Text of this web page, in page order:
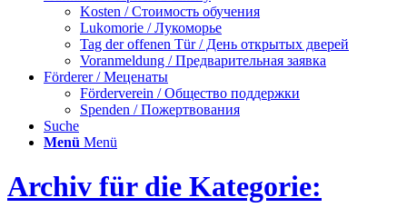
Kosten / Стоимость обучения
Lukomorie / Лукоморье
Tag der offenen Tür / День открытых дверей
Voranmeldung / Предварительная заявка
Förderer / Меценаты
Förderverein / Общество поддержки
Spenden / Пожертвования
Suche
Menü Menü
Archiv für die Kategorie: